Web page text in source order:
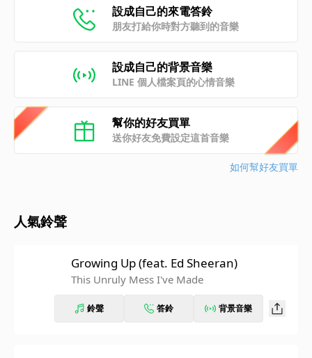
設成自己的來電答鈴
朋友打給你時對方聽到的音樂
設成自己的背景音樂
LINE 個人檔案頁的心情音樂
幫你的好友買單
送你好友免費設定這首音樂
如何幫好友買單
人氣鈴聲
Growing Up (feat. Ed Sheeran)
This Unruly Mess I've Made
鈴聲 答鈴 背景音樂